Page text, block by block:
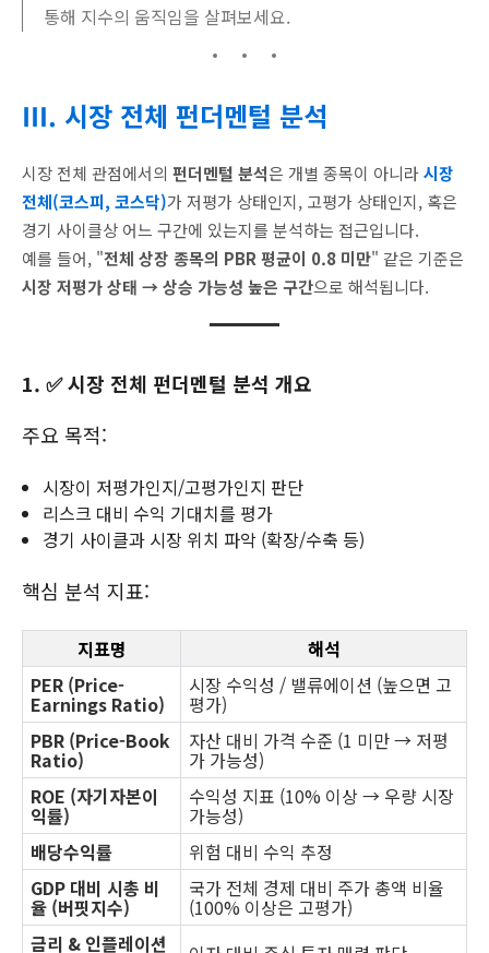
통해 지수의 움직임을 살펴보세요.
Ⅲ. 시장 전체 펀더멘털 분석
시장 전체 관점에서의 펀더멘털 분석은 개별 종목이 아니라시장
전체(코스피, 코스닥)가 저평가 상태인지, 고평가 상태인지, 혹은
경기 사이클상 어느 구간에 있는지를 분석하는 접근입니다.
예를 들어, "전체 상장 종목의 PBR 평균이 0.8 미만" 같은 기준은
시장 저평가 상태 → 상승 가능성 높은 구간으로 해석됩니다.
1. ✅ 시장 전체 펀더멘털 분석 개요
주요 목적:
시장이 저평가인지/고평가인지 판단
리스크 대비 수익 기대치를 평가
경기 사이클과 시장 위치 파악 (확장/수축 등)
핵심 분석 지표:
지표명
해석
PER (Price-
Earnings Ratio)
시장 수익성 / 밸류에이션 (높으면 고
평가)
PBR (Price-Book
Ratio)
자산 대비 가격 수준 (1 미만 → 저평
가 가능성)
ROE (자기자본이
익률)
수익성 지표 (10% 이상 → 우량 시장
가능성)
배당수익률
위험 대비 수익 추정
GDP 대비 시총 비
율 (버핏지수)
국가 전체 경제 대비 주가 총액 비율
(100% 이상은 고평가)
금리 & 인플레이션